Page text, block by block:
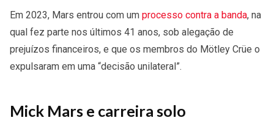
Em 2023, Mars entrou com um processo contra a banda, na
qual fez parte nos últimos 41 anos, sob alegação de
prejuízos financeiros, e que os membros do Mötley Crüe o
expulsaram em uma “decisão unilateral”.
Mick Mars e carreira solo